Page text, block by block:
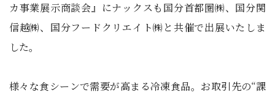
カ事業展示商談会』にナックスも国分首都圏㈱、国分関
信越㈱、国分フードクリエイト㈱と共催で出展いたしま
した。
様々な食シーンで需要が高まる冷凍食品。お取引先の“課